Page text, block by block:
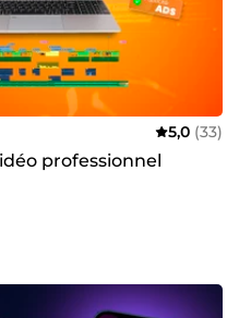
5,0 (33)
professionnel